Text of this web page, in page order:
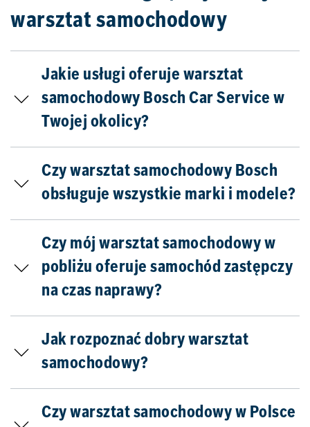
warsztat samochodowy
Jakie usługi oferuje warsztat
samochodowy Bosch Car Service w
Twojej okolicy?
Czy warsztat samochodowy Bosch
obsługuje wszystkie marki i modele?
Czy mój warsztat samochodowy w
pobliżu oferuje samochód zastępczy
na czas naprawy?
Jak rozpoznać dobry warsztat
samochodowy?
Czy warsztat samochodowy w Polsce